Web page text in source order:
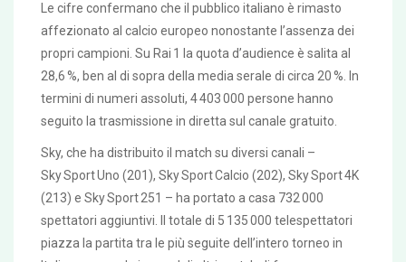
Le cifre confermano che il pubblico italiano è rimasto
affezionato al calcio europeo nonostante l’assenza dei
propri campioni. Su Rai 1
la quota d’audience è salita al
28,6 %, ben al di sopra della media serale di circa 20 %. In
termini di numeri assoluti, 4 403 000 persone hanno
seguito la trasmissione in diretta sul canale gratuito.
Sky, che ha distribuito il match su diversi canali –
Sky Sport Uno (201), Sky Sport Calcio (202), Sky Sport 4K
(213) e Sky Sport 251 – ha portato a casa 732 000
spettatori aggiuntivi. Il totale di 5 135 000 telespettatori
piazza la partita tra le più seguite dell’intero torneo in